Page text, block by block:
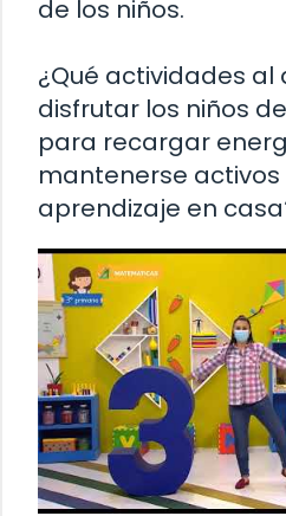
de los niños.
¿Qué actividades al
disfrutar los niños
para recargar
mantenerse
aprendizaje en